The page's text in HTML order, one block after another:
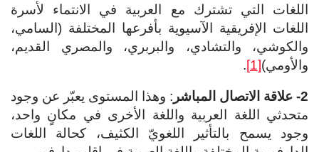
اللغات التي تشترك مع العربية في الانتماء لأسرة
اللغات الإفريقية الآسيوية بأفرعها المختلفة (السامي،
والكوشي، والتشادي، والبربري، والمصري القديم،
والأومي)[1]
.
2- علاقة الاتصال المباشر : وهذا المستوى يعبّر عن وجود
متحدثي اللغة العربية واللغة الأخرى في مكانٍ واحد،
وجود يسمح بالتأثير اللغويّ الكثيف، كحالة اللغات